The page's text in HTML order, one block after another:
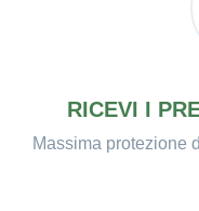
RICEVI I
Massima protezione